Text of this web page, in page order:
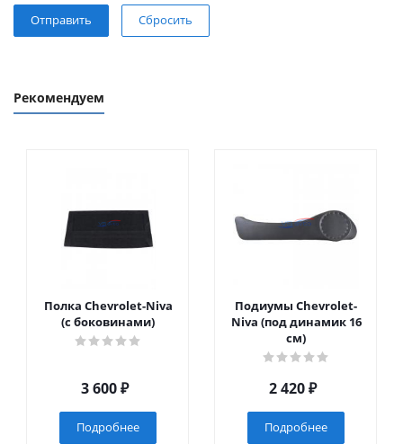
Сбросить
Рекомендуем
Полка Chevrolet-Niva
(с боковинами)
3 600₽
Подробнее
Подиумы Chevrolet-
Niva (под динамик 16
см)
2 420₽
Подробнее